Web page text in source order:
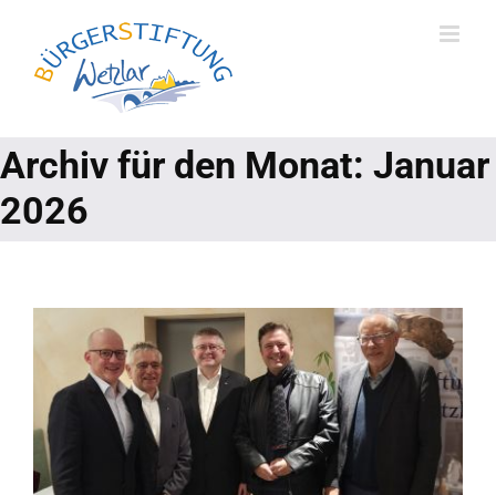
content
Archiv für den Monat: Januar
2026